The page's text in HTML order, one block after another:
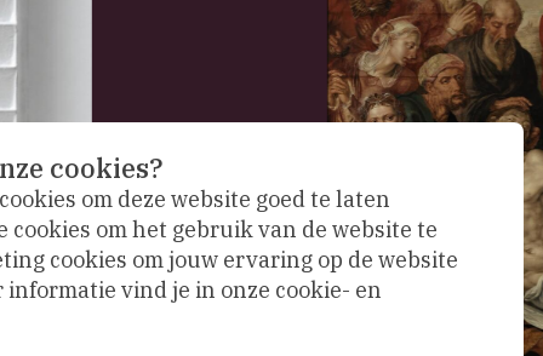
cookies?
om deze website goed te laten
om het gebruik van de website te
cookies om jouw ervaring op de website
informatie vind je in onze cookie- en